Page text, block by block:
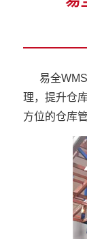
易全WMS
理，提升仓
方位的仓库